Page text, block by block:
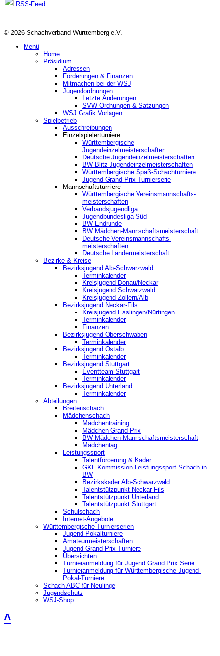
RSS-Feed
© 2026 Schachverband Württemberg e.V.
Menü
Home
Präsidium
Adressen
Förderungen & Finanzen
Mitmachen bei der WSJ
Jugendordnungen
Letzte Änderungen
SVW Ordnungen & Satzungen
WSJ Grafik Vorlagen
Spielbetrieb
Ausschreibungen
Einzelspielerturniere
Württembergische
Jugendeinzelmeisterschaften
Deutsche Jugendeinzelmeisterschaften
BW-Blitz Jugendeinzelmeisterschaften
Württembergische Spaß-Schachturniere
Jugend-Grand-Prix Turnierserie
Mannschaftsturniere
Württembergische Vereinsmannschafts-
meisterschaften
Verbandsjugendliga
Jugendbundesliga Süd
BW-Endrunde
BW Mädchen-Mannschaftsmeisterschaft
Deutsche Vereinsmannschafts-
meisterschaften
Deutsche Ländermeisterschaft
Bezirke & Kreise
Bezirksjugend Alb-Schwarzwald
Terminkalender
Kreisjugend Donau/Neckar
Kreisjugend Schwarzwald
Kreisjugend Zollern/Alb
Bezirksjugend Neckar-Fils
Kreisjugend ‎Esslingen/Nürtingen
Terminkalender
Finanzen
Bezirksjugend Oberschwaben
Terminkalender
Bezirksjugend Ostalb
Terminkalender
Bezirksjugend Stuttgart
‎Eventteam Stuttgart
Terminkalender
Bezirksjugend Unterland
Terminkalender
Abteilungen
Breitenschach
Mädchenschach
Mädchentraining
Mädchen Grand Prix
BW Mädchen-Mannschaftsmeisterschaft
Mädchentag
Leistungssport
Talentförderung & Kader
GKL Kommission Leistungssport Schach in
BW
Bezirkskader Alb-Schwarzwald
Talentstützpunkt Neckar-Fils
Talentstützpunkt Unterland
Talentstützpunkt Stuttgart
Schulschach
Internet-Angebote
Württembergische Turnierserien
Jugend-Pokalturniere
Amateurmeisterschaften
Jugend-Grand-Prix Turniere
Übersichten
Turnieranmeldung für Jugend Grand Prix Serie
Turnieranmeldung für Württembergische Jugend-
Pokal-Turniere
Schach ABC für Neulinge
Jugendschutz
WSJ-Shop
˄